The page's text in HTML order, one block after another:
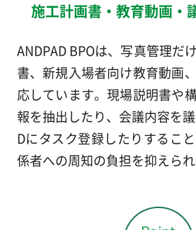
施工計画書・教育動画・
ANDPAD BPOは、写真管理だ
書、新規入場者向け教育動画
応しています。現場説明書や
報を抽出したり、会議内容を
Dにタスク登録したりするこ
係者への周知の負担を抑えられ